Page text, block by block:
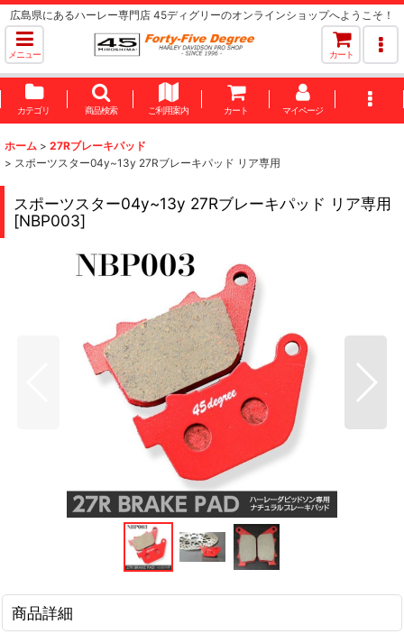
広島県にあるハーレー専門店 45ディグリーのオンラインショップへようこそ！
メニュー カート
カテゴリ 商品検索 ご利用案内 カート マイページ
ホーム > 27Rブレーキパッド
> スポーツスター04y~13y 27Rブレーキパッド リア専用
スポーツスター04y~13y 27Rブレーキパッド リア専用
[NBP003]
商品詳細